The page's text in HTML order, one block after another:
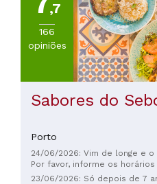
,7
166
opiniões
Sabores do
Porto
24/06/2026: Vim de longe e
Por favor, informe os
23/06/2026: Só depois de 7